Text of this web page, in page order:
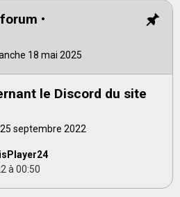
•
18 mai 2025
le Discord du site
septembre 2022
à 00:50